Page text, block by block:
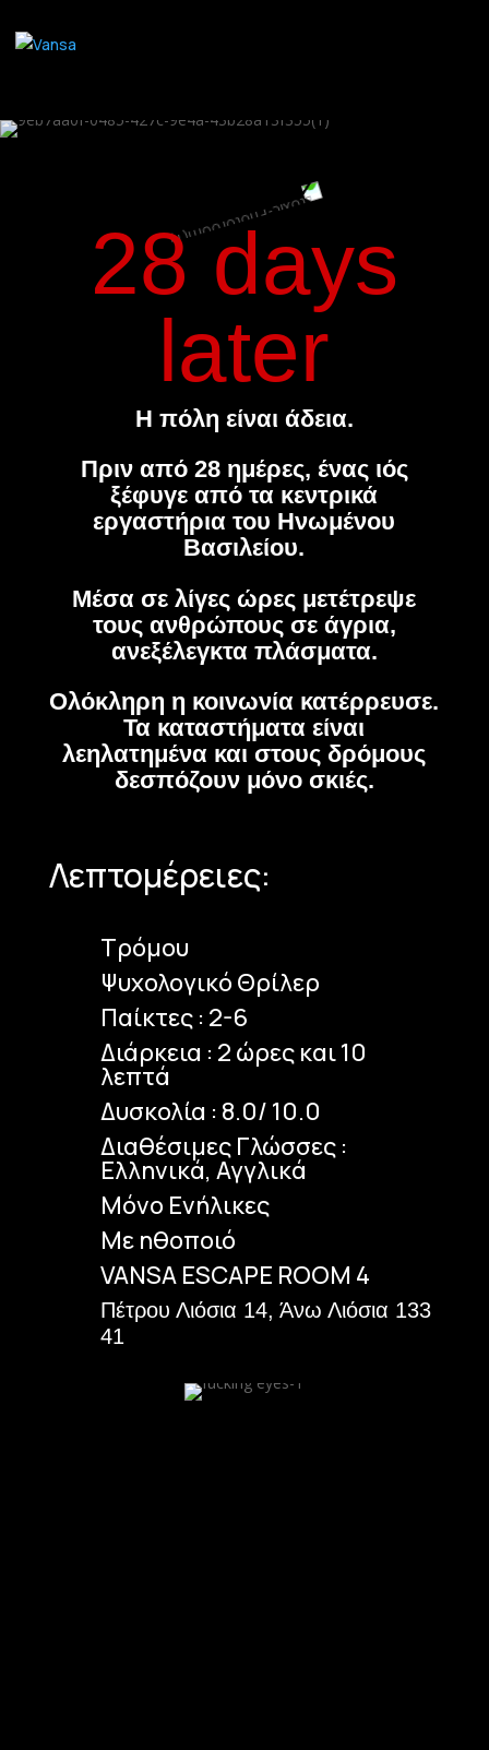
28 days
later
Η πόλη είναι άδεια.
Πριν από 28 ημέρες, ένας ιός
ξέφυγε από τα κεντρικά
εργαστήρια του Ηνωμένου
Βασιλείου.
Μέσα σε λίγες ώρες μετέτρεψε
τους ανθρώπους σε άγρια,
ανεξέλεγκτα πλάσματα.
Ολόκληρη η κοινωνία κατέρρευσε.
Τα καταστήματα είναι
λεηλατημένα και στους δρόμους
δεσπόζουν μόνο σκιές.
Λεπτομέρειες:
Τρόμου
Ψυχολογικό Θρίλερ
Παίκτες : 2-6
Διάρκεια : 2 ώρες και 10
λεπτά
Δυσκολία : 8.0/ 10.0
Διαθέσιμες Γλώσσες :
Ελληνικά, Αγγλικά
Μόνο Ενήλικες
Με ηθοποιό
VANSA ESCAPE ROOM 4
Πέτρου Λιόσια 14, Άνω Λιόσια 133
41